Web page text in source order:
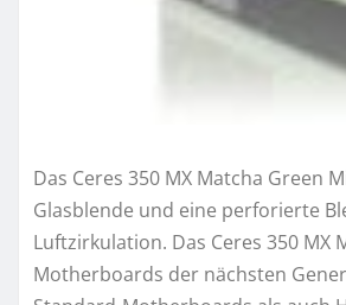
Das Ceres 350 MX Matcha Green
Glasblende und eine perforierte
Luftzirkulation. Das Ceres 350
Motherboards der nächsten